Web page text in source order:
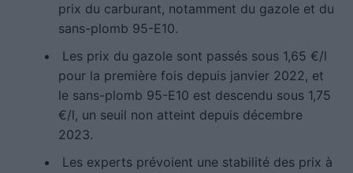
prix du carburant, notamment du gazole et du
sans-plomb 95-E10.
Les prix du gazole sont passés sous 1,65 €/l
pour la première fois depuis janvier 2022, et
le sans-plomb 95-E10 est descendu sous 1,75
€/l, un seuil non atteint depuis décembre
2023.
Les experts prévoient une stabilité des prix à